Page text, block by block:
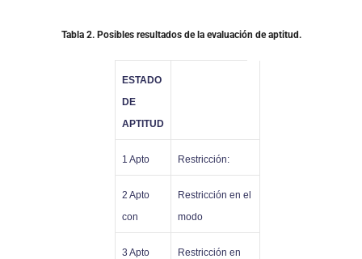
Tabla 2. Posibles resultados de la evaluación de aptitud.
ESTADO
DE
APTITUD
1 Apto Restricción:
2 Apto
con
Restricción en el
modo
3 Apto
Restricción en